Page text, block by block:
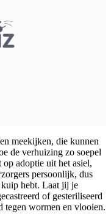
meekijken, die kunnen
de verhuizing zo soepel
adoptie uit het asiel,
persoonlijk, dus
hebt. Laat jij je
of gesteriliseerd
tegen wormen en vlooien.